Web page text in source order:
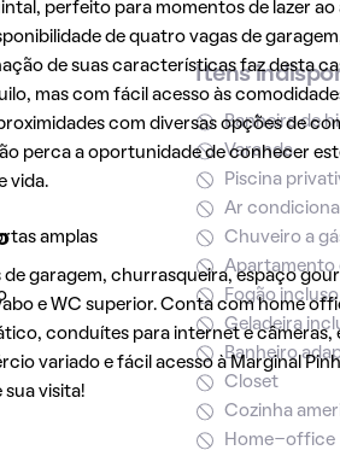
perfeito para momentos de lazer
de quatro vagas de
de suas características faz desta
mas com fácil acesso às
com diversas opções de
perca a oportunidade de conhecer
vida.
garagem, churrasqueira, espaço
e WC superior. Conta com home
conduítes para internet e câmeras,
variado e fácil acesso à Marginal
sua visita!
amplas
Itens
Banheira de
Varanda
Piscina
Ar
Chuveiro a
Apartamento
Fogão incluso
Geladeira
Banheiro
Closet
Cozinha
Home-office